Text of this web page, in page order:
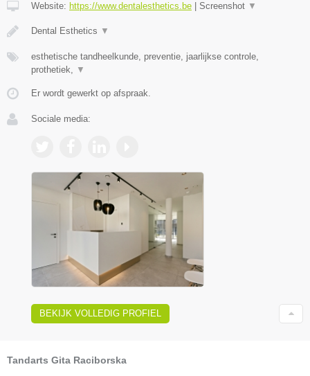
Website: https://www.dentalesthetics.be Screenshot ▼
Dental Esthetics ▼
esthetische tandheelkunde, preventie, jaarlijkse controle,
prothetiek, ▼
Er wordt gewerkt op afspraak.
Sociale media:
BEKIJK VOLLEDIG PROFIEL
Tandarts Gita Raciborska